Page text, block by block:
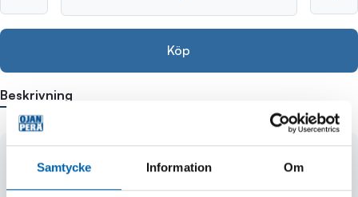
Samtycke Information Om
Köp
Beskrivning
- max. kapacitet 3000 kg
- min. höjd 120 mm